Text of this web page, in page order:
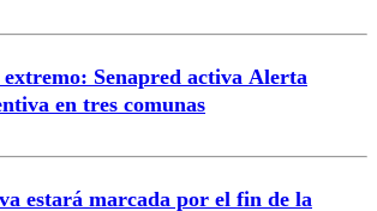
Senapred activa Alerta
en tres comunas
estará marcada por el fin de la